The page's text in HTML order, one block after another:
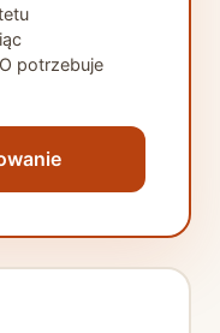
potrzebuje